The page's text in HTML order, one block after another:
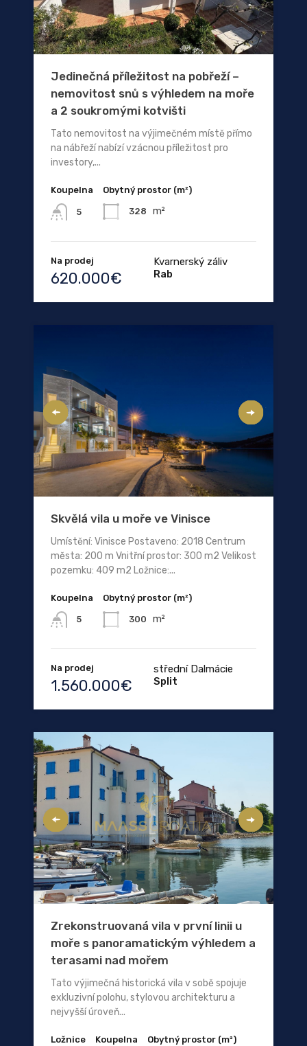
Jedinečná příležitost na pobřeží –
nemovitost snů s výhledem na moře
a 2 soukromými kotvišti
Tato nemovitost na výjimečném místě přímo
na nábřeží nabízí vzácnou příležitost pro
investory,...
Koupelna
5
Obytný prostor (m²)
328 m²
Na prodej
620.000€
Kvarnerský záliv
Rab
Skvělá vila u moře ve Vinisce
Umístění: Vinisce Postaveno: 2018 Centrum
města: 200 m Vnitřní prostor: 300 m2 Velikost
pozemku: 409 m2 Ložnice:...
Koupelna
5
Obytný prostor (m²)
300 m²
Na prodej
1.560.000€
střední Dalmácie
Split
Zrekonstruovaná vila v první linii u
moře s panoramatickým výhledem a
terasami nad mořem
Tato výjimečná historická vila v sobě spojuje
exkluzivní polohu, stylovou architekturu a
nejvyšší úroveň...
Ložnice Koupelna Obytný prostor (m²)